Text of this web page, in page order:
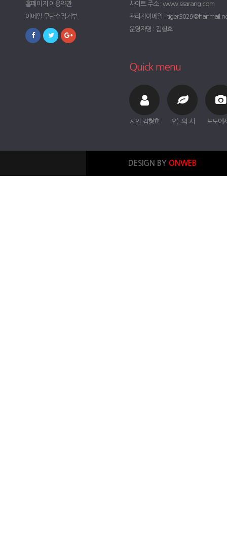
홈페이지 이용약관
이메일 무단수집거부
사이트 주소 : www.sisarang.com
관리자이메일 :
운영자명 : 김형효
Quick menu
시인 김형효 오늘의 시 포토에
DESIGN BY ONWEB